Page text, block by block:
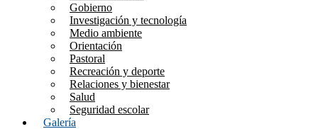
Gobierno
Investigación y tecnología
Medio ambiente
Orientación
Pastoral
Recreación y deporte
Relaciones y bienestar
Salud
Seguridad escolar
Galería